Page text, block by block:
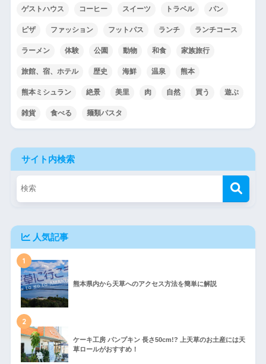
ゲストハウス コーヒー スイーツ トラベル パン
ピザ ファッション フットパス ランチ ランチコース
ラーメン 体験 公園 動物 和食 家族旅行
旅館、宿、ホテル 歴史 海鮮 温泉 熊本
熊本ミシュラン 絶景 美里 肉 自然 買う 遊ぶ
雑貨 食べる 麺類パスタ
サイト内検索
人気記事
1
熊本県内から天草へのアクセス方法を簡単に解説
2
ケーキ工房 パンプキン 長さ50cm!? 上天草のお土産には天
草ロールがおすすめ！